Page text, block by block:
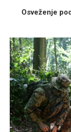
Osveženje